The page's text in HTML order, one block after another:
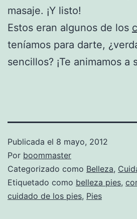
masaje. ¡Y listo!
Estos eran algunos de los
teníamos para darte,
sencillos? ¡Te animamos a
Publicada el 8 mayo, 2012
Por boommaster
Categorizado como Belleza,
Etiquetado como belleza pies,
cuidado de los pies, Pies